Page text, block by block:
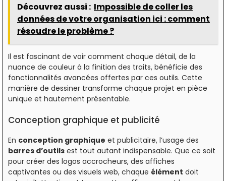
Découvrez aussi : Impossible de coller les
données de votre organisation ici : comment
résoudre le problème ?
Il est fascinant de voir comment chaque détail, de la
nuance de couleur à la finition des traits, bénéficie des
fonctionnalités avancées offertes par ces outils. Cette
manière de dessiner transforme chaque projet en pièce
unique et hautement présentable.
Conception graphique et publicité
En conception graphique et publicitaire, l’usage des
barres d’outils est tout autant indispensable. Que ce soit
pour créer des logos accrocheurs, des affiches
captivantes ou des visuels web, chaque élément doit